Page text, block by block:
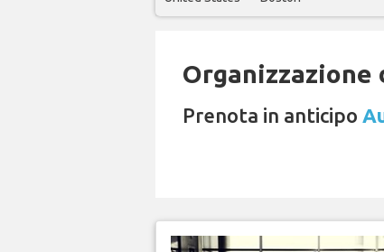
Organizzazione
Prenota in anticipo